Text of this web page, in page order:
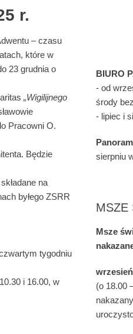
r.
– czasu
które w
23 grudnia o
„Wigilijnego
Pracowni O.
Będzie
na
byłego ZSRR
tygodniu
i 16.00, w
BIURO
- od
środy
- lipiec i
sierpniu
MSZE
Msze
(o 18.00